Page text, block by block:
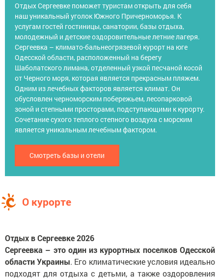
Отдых Сергеевке поможет туристам открыть для себя
наш уникальный уголок Южного Причерноморья. К
услугам гостей гостиницы, санатории, базы отдыха,
молодежный и детские оздоровительные летние лагеря.
Сергеевка – климато-бальнеогрязевой курорт на юге
Одесской области, расположенный на берегу
Шаболатского лимана, отделенный узкой песчаной косой
от Черного моря, которая является прекрасным пляжем.
Одним из лечебных факторов является климат. Он
обусловлен черноморским побережьем, лесопарковой
зоной и степными просторами, подступающими к курорту.
Сочетание сухого теплого степного воздуха с морским
является уникальным лечебным фактором.
Смотреть базы и отели
О курорте
Отдых в Сергеевке 2026
Сергеевка – это один из курортных поселков Одесской
области Украины. Его климатические условия идеально
подходят для отдыха с детьми, а также оздоровления